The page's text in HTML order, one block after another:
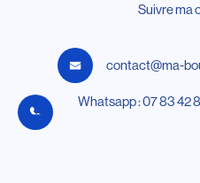
Suivre ma
contact@ma-
Whatsapp : 07 83 42